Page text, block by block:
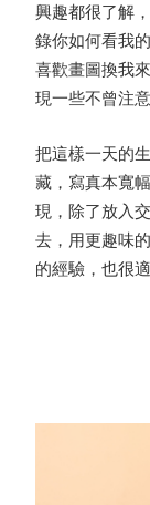
興趣都很了解
錄你如何看我
喜歡畫圖換我
現一些不曾注
把這樣一天的
藏，寫真本寬
現，除了放入
去，用更趣味
的經驗，也很